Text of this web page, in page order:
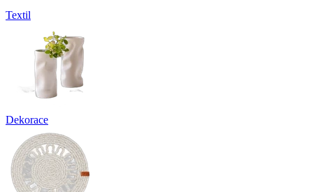
Textil
Dekorace